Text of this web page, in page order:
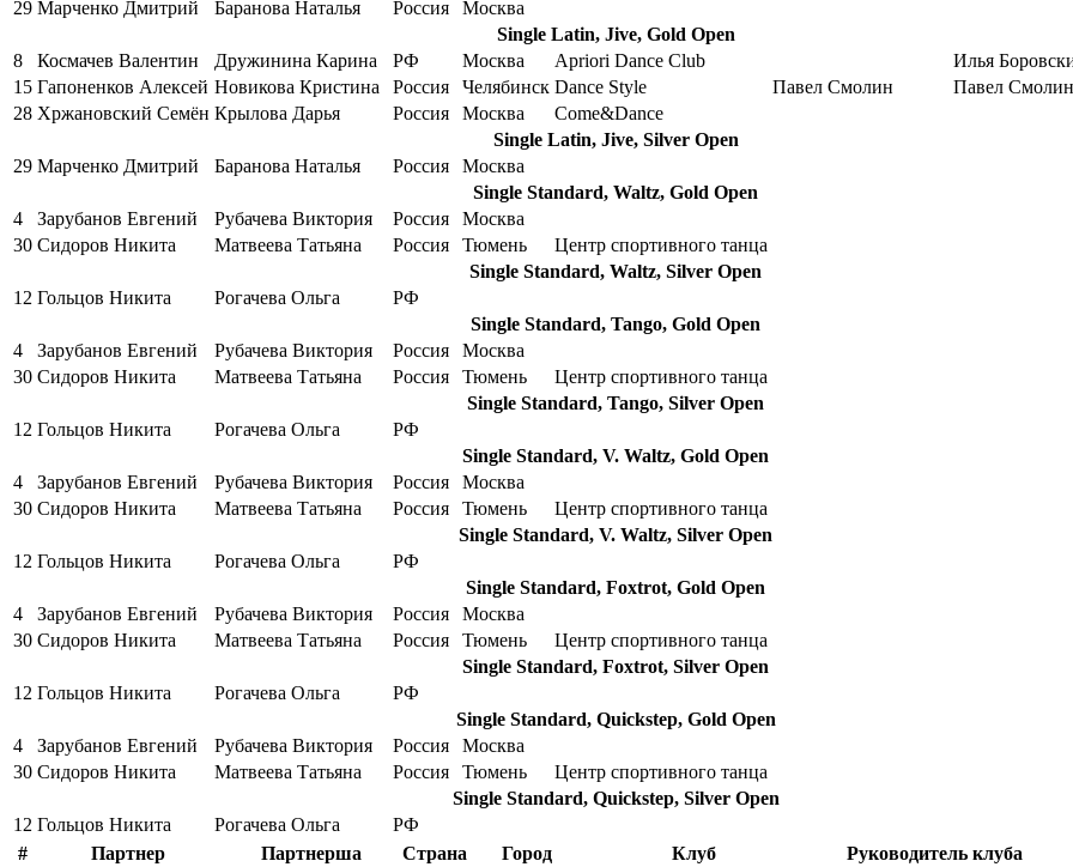
29 Марченко Дмитрий Баранова Наталья Россия
Москва
Single Latin, Jive, Gold Open
8
Космачев Валентин Дружинина Карина РФ Москва Apriori Dance Club
Илья
15 Гапоненков Алексей Новикова Кристина Россия Челябинск Dance Style Павел Смолин
Павел Смолин
28 Хржановский Семён Крылова Дарья Россия Москва
Come&Dance
Single Latin, Jive, Silver Open
29 Марченко Дмитрий Баранова Наталья Россия
Москва
Single Standard, Waltz, Gold Open
4
Зарубанов Евгений Рубачева Виктория Россия
Москва
30 Сидоров Никита Матвеева Татьяна Россия Тюмень
Центр спортивного танца
Single Standard, Waltz, Silver Open
12 Гольцов Никита Рогачева Ольга
РФ
Single Standard, Tango, Gold Open
4
Зарубанов Евгений Рубачева Виктория Россия
Москва
30 Сидоров Никита Матвеева Татьяна Россия Тюмень
Центр спортивного танца
Single Standard, Tango, Silver Open
12 Гольцов Никита Рогачева Ольга
РФ
Single Standard, V. Waltz, Gold Open
4
Зарубанов Евгений Рубачева Виктория Россия
Москва
30 Сидоров Никита Матвеева Татьяна Россия Тюмень
Центр спортивного танца
Single Standard, V. Waltz, Silver Open
12 Гольцов Никита Рогачева Ольга
РФ
Single Standard, Foxtrot, Gold Open
4
Зарубанов Евгений Рубачева Виктория Россия
Москва
30 Сидоров Никита Матвеева Татьяна Россия Тюмень
Центр спортивного танца
Single Standard, Foxtrot, Silver Open
12 Гольцов Никита Рогачева Ольга
РФ
Single Standard, Quickstep, Gold Open
4
Зарубанов Евгений Рубачева Виктория Россия
Москва
30 Сидоров Никита Матвеева Татьяна Россия Тюмень
Центр спортивного танца
Single Standard, Quickstep, Silver Open
12 Гольцов Никита Рогачева Ольга
РФ
#
Партнер Партнерша Страна Город Клуб Руководитель клуба